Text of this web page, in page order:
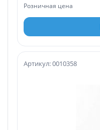
Розничная цена
Артикул: 0010358